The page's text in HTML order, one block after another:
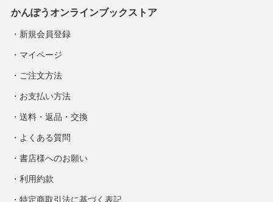
かんぽうオンラインブックストア
新規会員登録
マイページ
ご注文方法
お支払い方法
送料・返品・交換
よくある質問
書店様へのお願い
利用約款
特定商取引法に基づく表記